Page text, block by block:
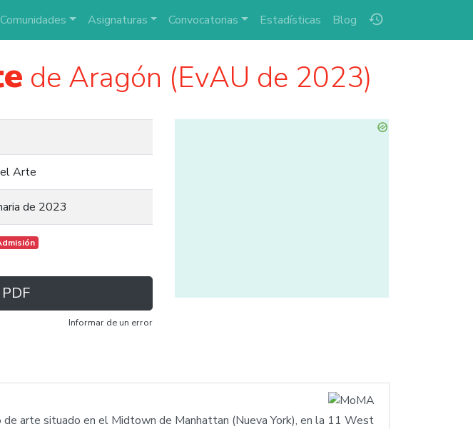
history
Comunidades Asignaturas Convocatorias Estadísticas Blog
de Aragón (EvAU de 2023)
Arte
de 2023
Informar de un error
arte situado en el Midtown de Manhattan (Nueva York), en la 11 West